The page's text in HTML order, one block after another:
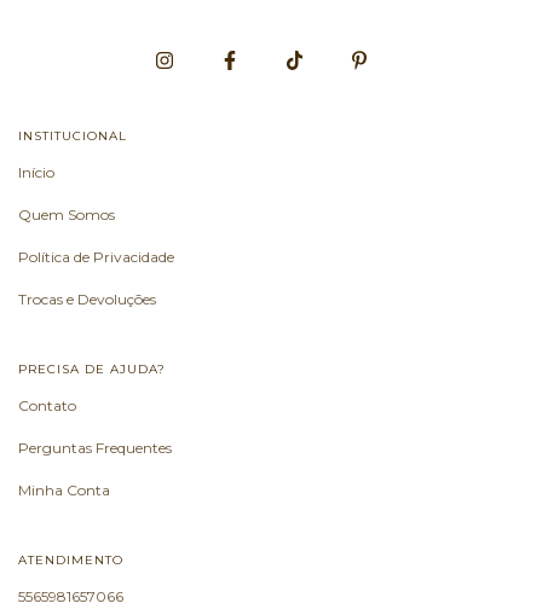
INSTITUCIONAL
Início
Quem Somos
Política de Privacidade
Trocas e Devoluções
PRECISA DE AJUDA?
Contato
Perguntas Frequentes
Minha Conta
ATENDIMENTO
5565981657066